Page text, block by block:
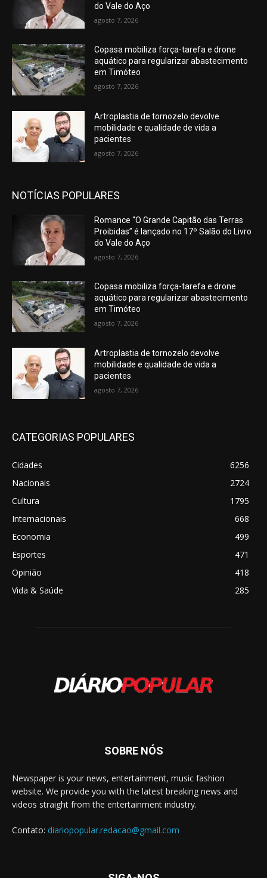
do Vale do Aço
agosto 7, 2026
Copasa mobiliza força-tarefa e drone
aquático para regularizar abastecimento
em Timóteo
agosto 7, 2026
Artroplastia de tornozelo devolve
mobilidade e qualidade de vida a
pacientes
agosto 7, 2026
NOTÍCIAS POPULARES
Romance “O Grande Capitão das Terras
Proibidas” é lançado no 17º Salão do Livro
do Vale do Aço
agosto 7, 2026
Copasa mobiliza força-tarefa e drone
aquático para regularizar abastecimento
em Timóteo
agosto 7, 2026
Artroplastia de tornozelo devolve
mobilidade e qualidade de vida a
pacientes
agosto 7, 2026
CATEGORIAS POPULARES
Cidades
6256
Nacionais
2724
Cultura
1795
Internacionais
668
Economia
499
Esportes
471
Opinião
418
Vida & Saúde
285
SOBRE NÓS
Newspaper is your news, entertainment, music fashion
website. We provide you with the latest breaking news and
videos straight from the entertainment industry.
Contato: diariopopular.redacao@gmail.com